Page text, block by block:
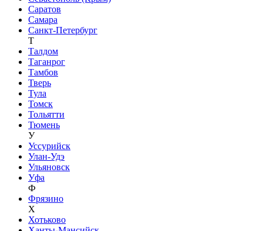
Саратов
Самара
Санкт-Петербург
Т
Талдом
Таганрог
Тамбов
Тверь
Тула
Томск
Тольятти
Тюмень
У
Уссурийск
Улан-Удэ
Ульяновск
Уфа
Ф
Фрязино
Х
Хотьково